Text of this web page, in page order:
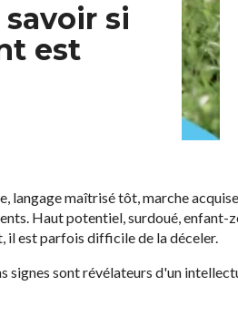
si
est
langage maîtrisé tôt, marche
Haut potentiel, surdoué,
il est parfois difficile de la déceler.
signes sont révélateurs d'un